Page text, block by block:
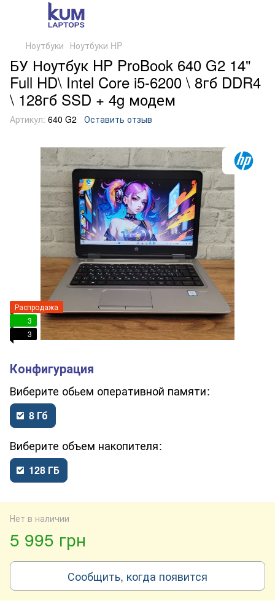
Ноутбуки Ноутбуки HP
БУ Ноутбук HP ProBook 640 G2 14"
Full HD\ Intel Core i5-6200 \ 8гб DDR4
\ 128гб SSD + 4g модем
Артикул: 640 G2 Оставить отзыв
Распродажа
3
3
обьем оперативной памяти
8 Гб
объем накопителя
128 ГБ
Нет в наличии
5 995 грн
Сообщить, когда появится